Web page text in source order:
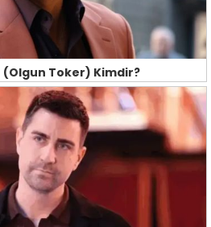
(Olgun Toker) Kimdir?